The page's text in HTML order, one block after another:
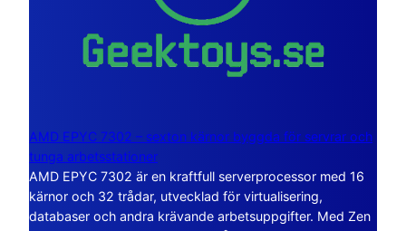
AMD EPYC 7302 – sexton kärnor byggda för servrar och
tunga arbetsstationer
AMD EPYC 7302 är en kraftfull serverprocessor med 16
kärnor och 32 trådar, utvecklad för virtualisering,
databaser och andra krävande arbetsuppgifter. Med Zen